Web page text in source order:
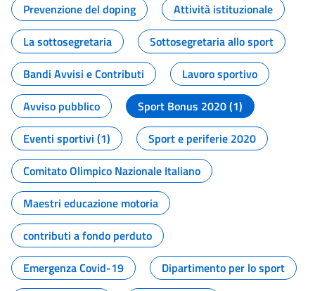
Prevenzione del doping
Attività istituzionale
La sottosegretaria
Sottosegretaria allo sport
Bandi Avvisi e Contributi
Lavoro sportivo
Avviso pubblico
Sport Bonus 2020 (1)
Eventi sportivi (1)
Sport e periferie 2020
Comitato Olimpico Nazionale Italiano
Maestri educazione motoria
contributi a fondo perduto
Emergenza Covid-19
Dipartimento per lo sport